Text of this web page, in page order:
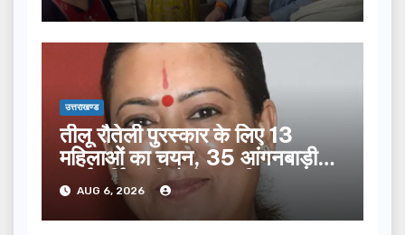
उत्तराखण्ड
तीलू रौतेली पुरस्कार के लिए 13
महिलाओं का चयन, 35 आंगनबाड़ी
कार्यकर्तियां भी होंगी सम्मानित…
AUG 6, 2026